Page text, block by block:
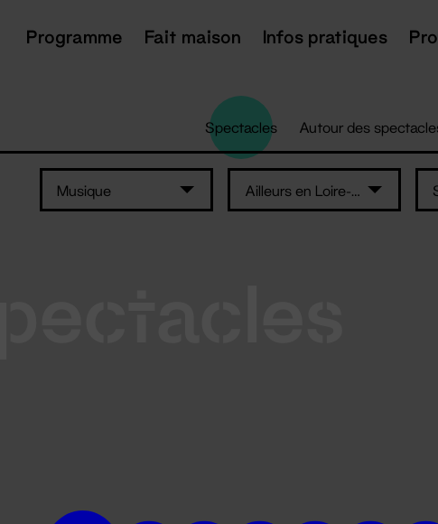
Programme Fait maison Infos pratiques
Spectacles Autour des
Musique Ailleurs en Loire-Atlantique